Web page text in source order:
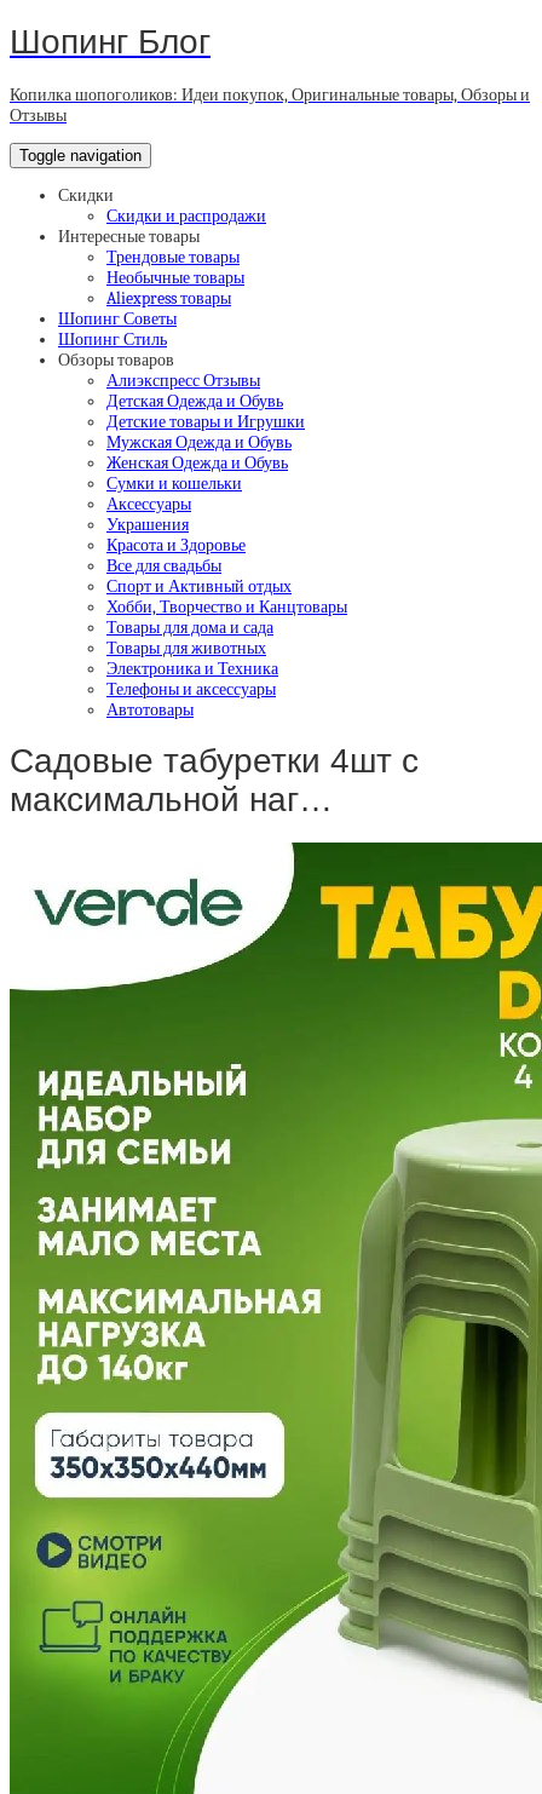
Шопинг Блог
Копилка шопоголиков: Идеи покупок, Оригинальные товары, Обзоры и
Отзывы
Toggle navigation
Скидки
Скидки и распродажи
Интересные товары
Трендовые товары
Необычные товары
Aliexpress товары
Шопинг Советы
Шопинг Стиль
Обзоры товаров
Алиэкспресс Отзывы
Детская Одежда и Обувь
Детские товары и Игрушки
Мужская Одежда и Обувь
Женская Одежда и Обувь
Сумки и кошельки
Аксессуары
Украшения
Красота и Здоровье
Все для свадьбы
Спорт и Активный отдых
Хобби, Творчество и Канцтовары
Товары для дома и сада
Товары для животных
Электроника и Техника
Телефоны и аксессуары
Автотовары
Садовые табуретки 4шт с
максимальной наг…